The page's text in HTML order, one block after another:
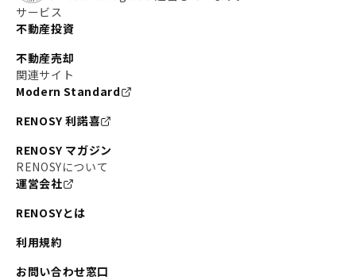
サービス
不動産投資
不動産売却
関連サイト
Modern Standard
RENOSY 利諾喜
RENOSY マガジン
RENOSYについて
運営会社
RENOSYとは
利用規約
お問い合わせ窓口